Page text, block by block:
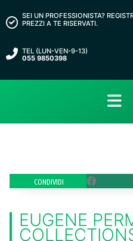
SEI UN PROFESSIONISTA?
PREZZI A TE RISERVATI.
TEL (LUN-VEN-9-13)
055 9850398
CONDIVIDI
EUGENE